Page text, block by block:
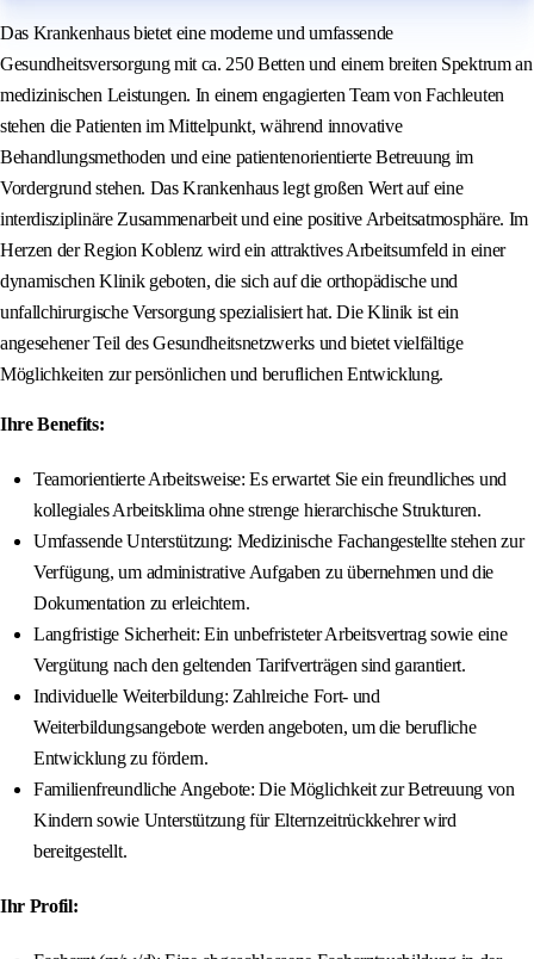
Das Krankenhaus bietet eine moderne und umfassende
Gesundheitsversorgung mit ca. 250 Betten und einem breiten Spektrum an
medizinischen Leistungen. In einem engagierten Team von Fachleuten
stehen die Patienten im Mittelpunkt, während innovative
Behandlungsmethoden und eine patientenorientierte Betreuung im
Vordergrund stehen. Das Krankenhaus legt großen Wert auf eine
interdisziplinäre Zusammenarbeit und eine positive Arbeitsatmosphäre. Im
Herzen der Region Koblenz wird ein attraktives Arbeitsumfeld in einer
dynamischen Klinik geboten, die sich auf die orthopädische und
unfallchirurgische Versorgung spezialisiert hat. Die Klinik ist ein
angesehener Teil des Gesundheitsnetzwerks und bietet vielfältige
Möglichkeiten zur persönlichen und beruflichen Entwicklung.
Ihre Benefits:
Teamorientierte Arbeitsweise: Es erwartet Sie ein freundliches und
kollegiales Arbeitsklima ohne strenge hierarchische Strukturen.
Umfassende Unterstützung: Medizinische Fachangestellte stehen zur
Verfügung, um administrative Aufgaben zu übernehmen und die
Dokumentation zu erleichtern.
Langfristige Sicherheit: Ein unbefristeter Arbeitsvertrag sowie eine
Vergütung nach den geltenden Tarifverträgen sind garantiert.
Individuelle Weiterbildung: Zahlreiche Fort- und
Weiterbildungsangebote werden angeboten, um die berufliche
Entwicklung zu fördern.
Familienfreundliche Angebote: Die Möglichkeit zur Betreuung von
Kindern sowie Unterstützung für Elternzeitrückkehrer wird
bereitgestellt.
Ihr Profil: